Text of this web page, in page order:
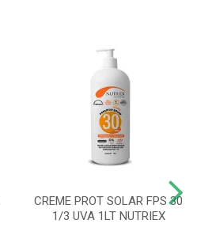
CREME PROT SOLAR FPS 30
1/3 UVA 1LT NUTRIEX